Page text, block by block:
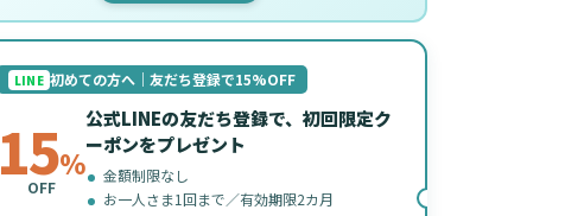
LINE 初めての方へ｜友だち登録で15%OFF
15%
OFF
公式LINEの友だち登録で、初回限定ク
ーポンをプレゼント
金額制限なし
お一人さま1回まで／有効期限2カ月